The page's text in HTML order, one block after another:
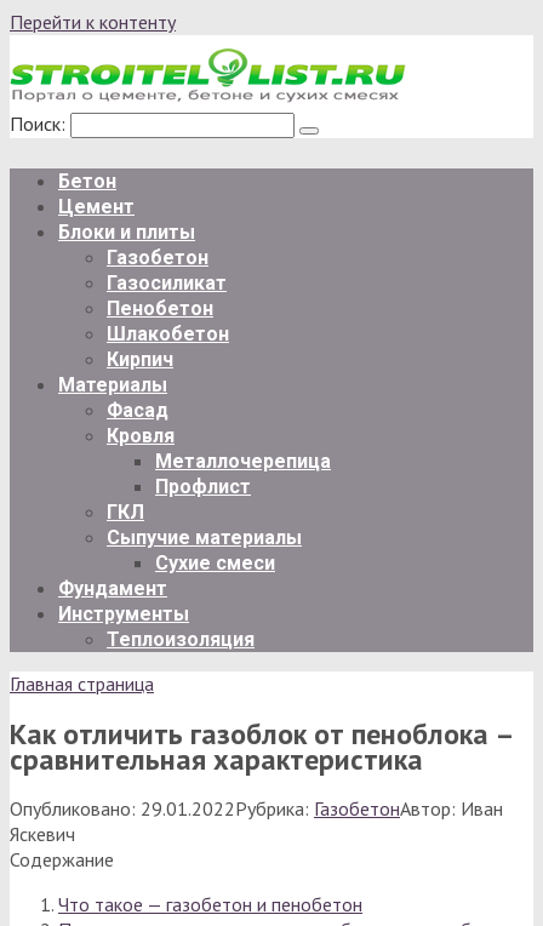
Перейти к контенту
Поиск:
Бетон
Цемент
Блоки и плиты
Газобетон
Газосиликат
Пенобетон
Шлакобетон
Кирпич
Материалы
Фасад
Кровля
Металлочерепица
Профлист
ГКЛ
Сыпучие материалы
Сухие смеси
Фундамент
Инструменты
Теплоизоляция
Главная страница
Как отличить газоблок от пеноблока –
сравнительная характеристика
Опубликовано: 29.01.2022Рубрика: ГазобетонАвтор: Иван
Яскевич
Содержание
Что такое — газобетон и пенобетон